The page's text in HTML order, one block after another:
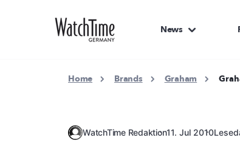
News
Home Brands Graham
WatchTime Redaktion11. Jul 2010